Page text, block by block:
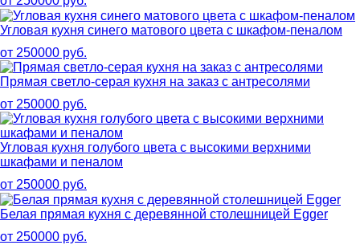
Угловая кухня синего матового цвета с шкафом-пеналом
от 250000 руб.
Прямая светло-серая кухня на заказ с антресолями
от 250000 руб.
Угловая кухня голубого цвета с высокими верхними
шкафами и пеналом
от 250000 руб.
Белая прямая кухня с деревянной столешницей Egger
от 250000 руб.